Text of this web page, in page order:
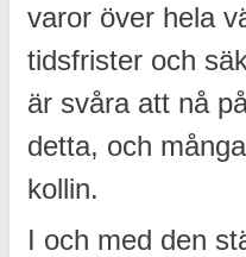
varor över hela
tidsfrister och
är svåra att nå
detta, och
kollin.
I och med den